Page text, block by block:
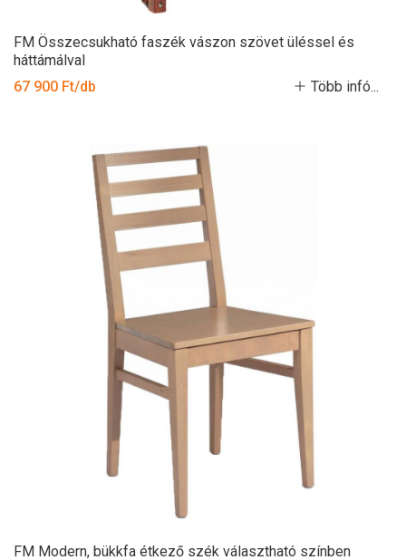
FM Összecsukható faszék vászon szövet üléssel és
háttámálval
67 900 Ft/db
Több infó...
FM Modern, bükkfa étkező szék választható színben